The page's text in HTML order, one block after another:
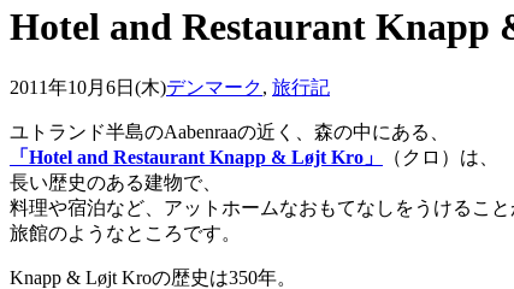
Hotel and Restaurant
2011年10月6日(木)デンマーク, 旅行記
ユトランド半島のAabenraaの近く、森の中にある、
「Hotel and Restaurant Knapp & Løjt Kro」
（クロ）は、
長い歴史のある建物で、
料理や宿泊など、アットホームなおもてなしをうけること
旅館のようなところです。
Knapp & Løjt Kroの歴史は350年。